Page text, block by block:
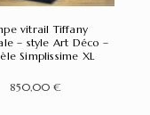
vitrail Tiffany
– style Art Déco –
Simplissime XL
850,00 €